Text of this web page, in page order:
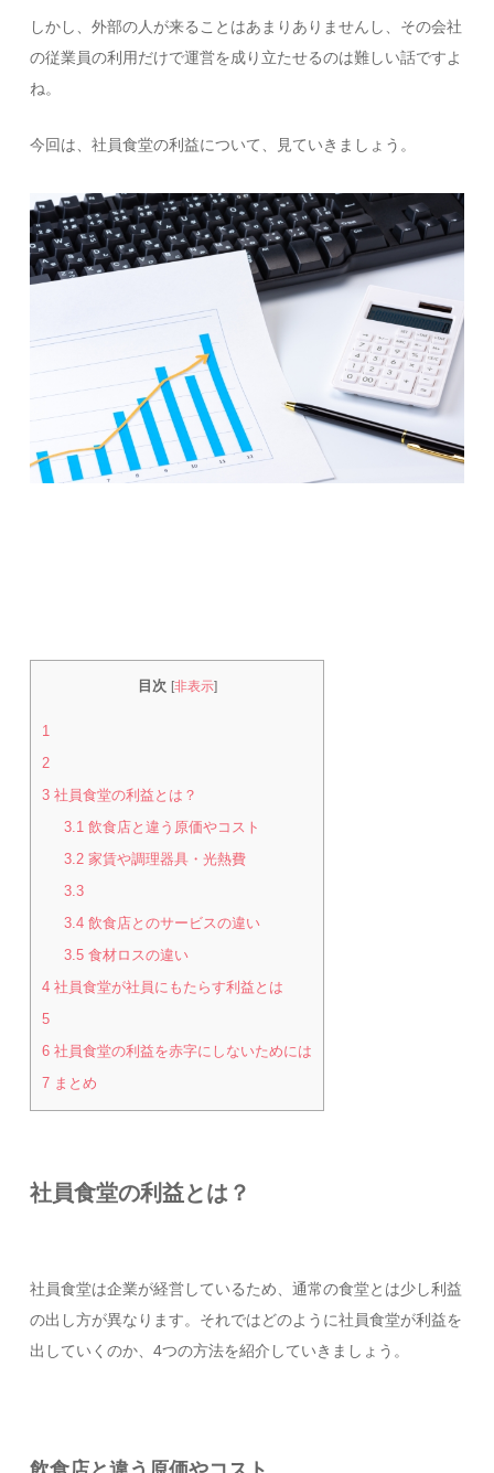
しかし、外部の人が来ることはあまりありませんし、その会社
の従業員の利用だけで運営を成り立たせるのは難しい話ですよ
ね。
今回は、社員食堂の利益について、見ていきましょう。
目次 [非表示]
1
2
3 社員食堂の利益とは？
3.1 飲食店と違う原価やコスト
3.2 家賃や調理器具・光熱費
3.3
3.4 飲食店とのサービスの違い
3.5 食材ロスの違い
4 社員食堂が社員にもたらす利益とは
5
6 社員食堂の利益を赤字にしないためには
7 まとめ
社員食堂の利益とは？
社員食堂は企業が経営しているため、通常の食堂とは少し利益
の出し方が異なります。それではどのように社員食堂が利益を
出していくのか、4つの方法を紹介していきましょう。